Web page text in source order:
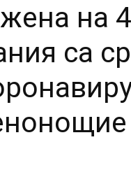
на
са